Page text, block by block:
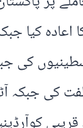
کیا
کی
کی جبکہ